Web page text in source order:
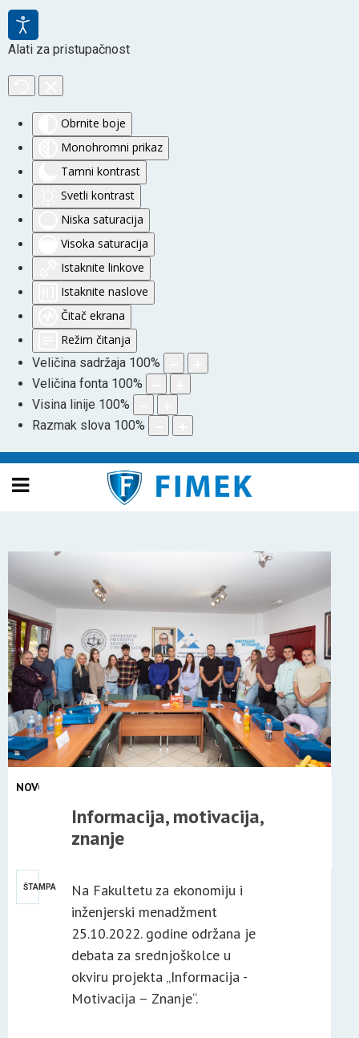
Alati za pristupačnost
Obrnite boje
Monohromni prikaz
Tamni kontrast
Svetli kontrast
Niska saturacija
Visoka saturacija
Istaknite linkove
Istaknite naslove
Čitač ekrana
Režim čitanja
Veličina sadržaja 100%
Veličina fonta 100%
Visina linije 100%
Razmak slova 100%
NOVOSTI
ŠTAMPA
Informacija, motivacija,
znanje
Na Fakultetu za ekonomiju i
inženjerski menadžment
25.10.2022. godine održana je
debata za srednjoškolce u
okviru projekta „Informacija -
Motivacija – Znanje“.